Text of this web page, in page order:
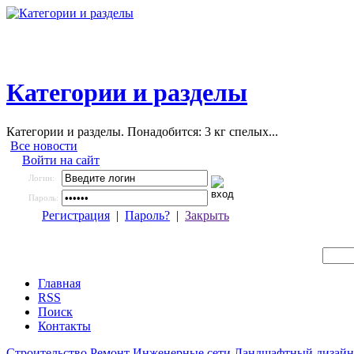
Категории и разделы
Категории и разделы. Понадобится: 3 кг спелых...
Все новости
Войти на сайт
Логин:
Пароль:
Регистрация | Пароль? | Закрыть
Главная
RSS
Поиск
Контакты